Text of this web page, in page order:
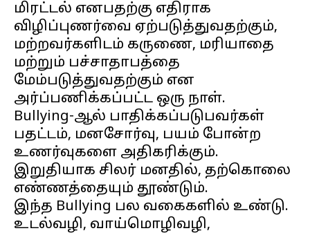
மிரட்டல் எனபதற்கு எதிராக
விழிப்புணர்வை ஏற்படுத்துவதற்கும்,
மற்றவர்களிடம் கருணை, மரியாதை
மற்றும் பச்சாதாபத்தை
மேம்படுத்துவதற்கும் என
அர்ப்பணிக்கப்பட்ட ஒரு நாள்.
Bullying-ஆல் பாதிக்கப்படுபவர்கள்
பதட்டம், மனசோர்வு, பயம் போன்ற
உணர்வுகளை அதிகரிக்கும்.
இறுதியாக சிலர் மனதில், தற்கொலை
எண்ணத்தையும் தூண்டும்.
இந்த Bullying பல வகைகளில் உண்டு.
உடல்வழி, வாய்மொழிவழி,